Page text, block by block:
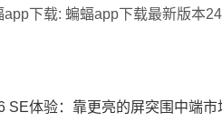
app下载: 蝙蝠app下载最新版本
SE体验：靠更亮的屏突围中端市